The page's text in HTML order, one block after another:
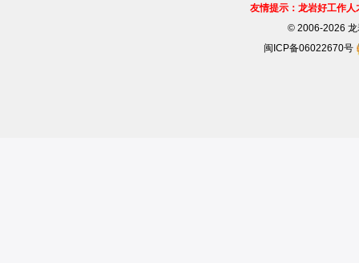
友情提示：龙岩好工作
©2006-2026 龙
闽ICP备06022670号